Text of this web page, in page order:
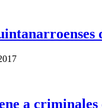
a criminales